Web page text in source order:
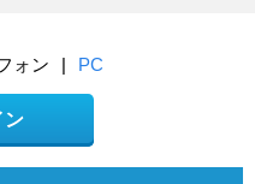
ォン | PC
ン